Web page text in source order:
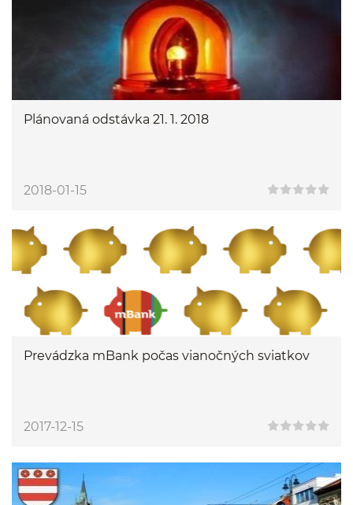
Plánovaná odstávka 21. 1. 2018
2018-01-15
Prevádzka mBank počas vianočných sviatkov
2017-12-15